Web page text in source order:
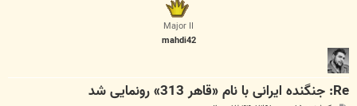
Major II
mahdi42
Re: جنگنده ایرانی با نام «قاهر 313» رونمایی شد